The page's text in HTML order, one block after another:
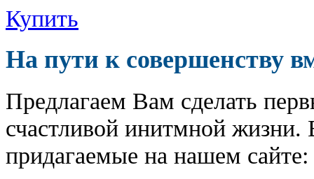
Купить
На пути к совершенству
Предлагаем Вам сделать
счастливой инитмной жизни.
придагаемые на нашем сайте: